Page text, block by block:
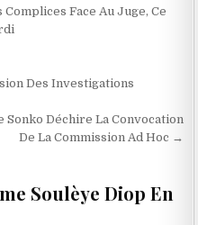
Complices Face Au Juge, Ce
Des Investigations
Sonko Déchire La Convocation
De La Commission Ad Hoc →
Soulèye Diop En